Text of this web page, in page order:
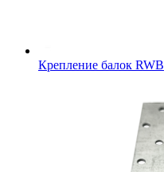
Крепление балок RWB